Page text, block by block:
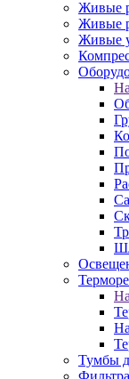
Живые
Живые
Живые
Тумбы